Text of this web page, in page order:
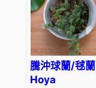
騰沖球蘭/毬蘭
Hoya